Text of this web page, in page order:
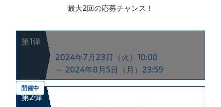
最大2回の応募チャンス！
第1弾
2024年7月23日（火）10:00
～ 2024年8月5日（月）23:59
第2弾